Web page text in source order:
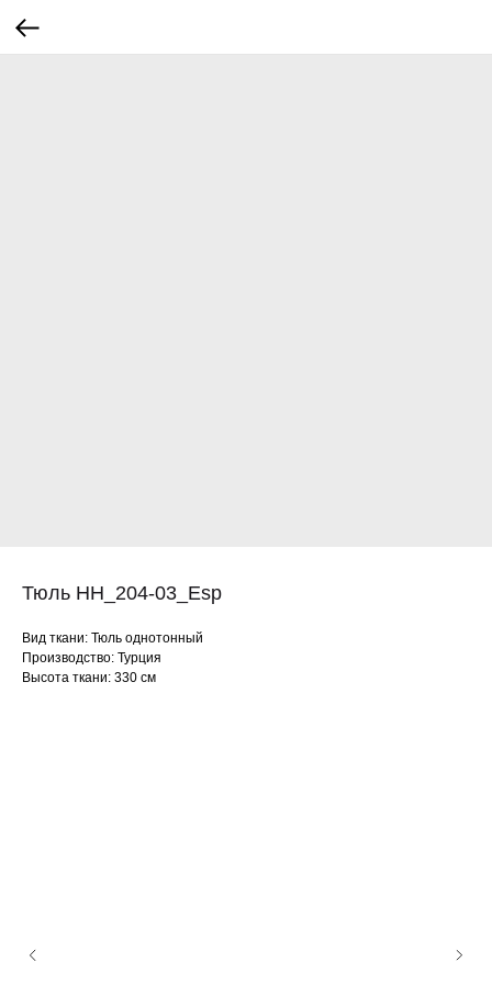
Тюль HH_204-03_Esp
Вид ткани: Тюль однотонный
Производство: Турция
Высота ткани: 330 см